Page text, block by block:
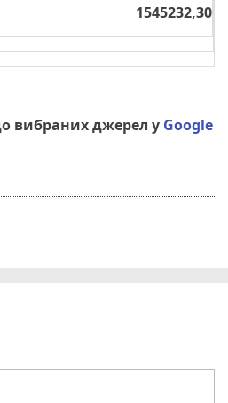
1545232,30
вибраних джерел у Google